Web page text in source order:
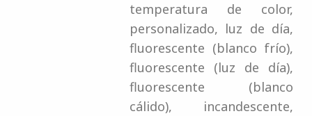
temperatura de color,
personalizado, luz de día,
fluorescente (blanco frío),
fluorescente (luz de día),
fluorescente (blanco
cálido), incandescente,